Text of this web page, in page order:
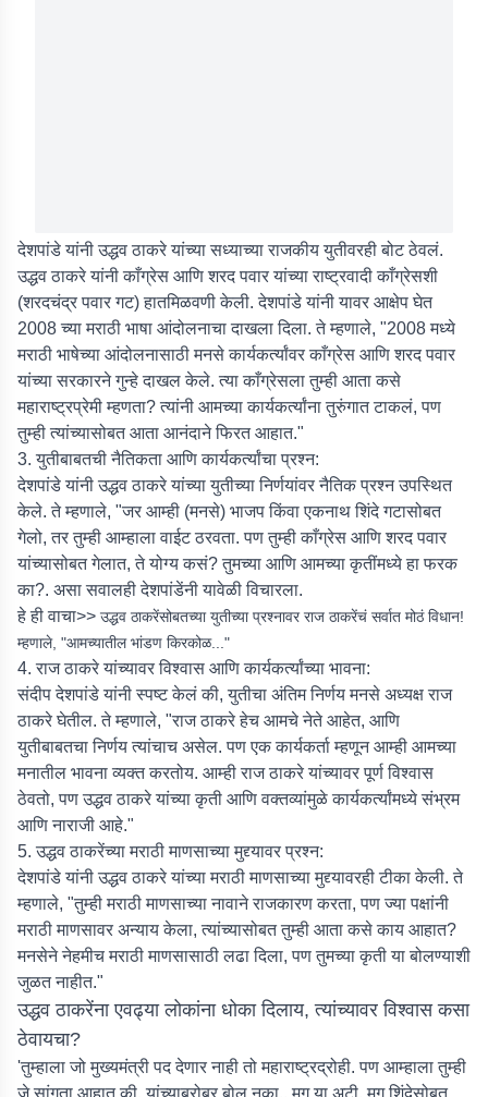
देशपांडे यांनी उद्धव ठाकरे यांच्या सध्याच्या राजकीय युतीवरही बोट ठेवलं.
उद्धव ठाकरे यांनी काँग्रेस आणि शरद पवार यांच्या राष्ट्रवादी काँग्रेसशी
(शरदचंद्र पवार गट) हातमिळवणी केली. देशपांडे यांनी यावर आक्षेप घेत
2008 च्या मराठी भाषा आंदोलनाचा दाखला दिला. ते म्हणाले, "2008 मध्ये
मराठी भाषेच्या आंदोलनासाठी मनसे कार्यकर्त्यांवर काँग्रेस आणि शरद पवार
यांच्या सरकारने गुन्हे दाखल केले. त्या काँग्रेसला तुम्ही आता कसे
महाराष्ट्रप्रेमी म्हणता? त्यांनी आमच्या कार्यकर्त्यांना तुरुंगात टाकलं, पण
तुम्ही त्यांच्यासोबत आता आनंदाने फिरत आहात."
3. युतीबाबतची नैतिकता आणि कार्यकर्त्यांचा प्रश्न:
देशपांडे यांनी उद्धव ठाकरे यांच्या युतीच्या निर्णयांवर नैतिक प्रश्न उपस्थित
केले. ते म्हणाले, "जर आम्ही (मनसे) भाजप किंवा एकनाथ शिंदे गटासोबत
गेलो, तर तुम्ही आम्हाला वाईट ठरवता. पण तुम्ही काँग्रेस आणि शरद पवार
यांच्यासोबत गेलात, ते योग्य कसं? तुमच्या आणि आमच्या कृतींमध्ये हा फरक
का?. असा सवालही देशपांडेंनी यावेळी विचारला.
हे ही वाचा>> उद्धव ठाकरेंसोबतच्या युतीच्या प्रश्नावर राज ठाकरेंचं सर्वात मोठं विधान!
म्हणाले, "आमच्यातील भांडण किरकोळ..."
4. राज ठाकरे यांच्यावर विश्वास आणि कार्यकर्त्यांच्या भावना:
संदीप देशपांडे यांनी स्पष्ट केलं की, युतीचा अंतिम निर्णय मनसे अध्यक्ष राज
ठाकरे घेतील. ते म्हणाले, "राज ठाकरे हेच आमचे नेते आहेत, आणि
युतीबाबतचा निर्णय त्यांचाच असेल. पण एक कार्यकर्ता म्हणून आम्ही आमच्या
मनातील भावना व्यक्त करतोय. आम्ही राज ठाकरे यांच्यावर पूर्ण विश्वास
ठेवतो, पण उद्धव ठाकरे यांच्या कृती आणि वक्तव्यांमुळे कार्यकर्त्यांमध्ये संभ्रम
आणि नाराजी आहे."
5. उद्धव ठाकरेंच्या मराठी माणसाच्या मुद्द्यावर प्रश्न:
देशपांडे यांनी उद्धव ठाकरे यांच्या मराठी माणसाच्या मुद्द्यावरही टीका केली. ते
म्हणाले, "तुम्ही मराठी माणसाच्या नावाने राजकारण करता, पण ज्या पक्षांनी
मराठी माणसावर अन्याय केला, त्यांच्यासोबत तुम्ही आता कसे काय आहात?
मनसेने नेहमीच मराठी माणसासाठी लढा दिला, पण तुमच्या कृती या बोलण्याशी
जुळत नाहीत."
उद्धव ठाकरेंना एवढ्या लोकांना धोका दिलाय, त्यांच्यावर विश्वास कसा
ठेवायचा?
'तुम्हाला जो मुख्यमंत्री पद देणार नाही तो महाराष्ट्रद्रोही. पण आम्हाला तुम्ही
जे सांगता आहात की, यांच्याबरोबर बोलू नका.. मग या अटी, मग शिंदेसोबत